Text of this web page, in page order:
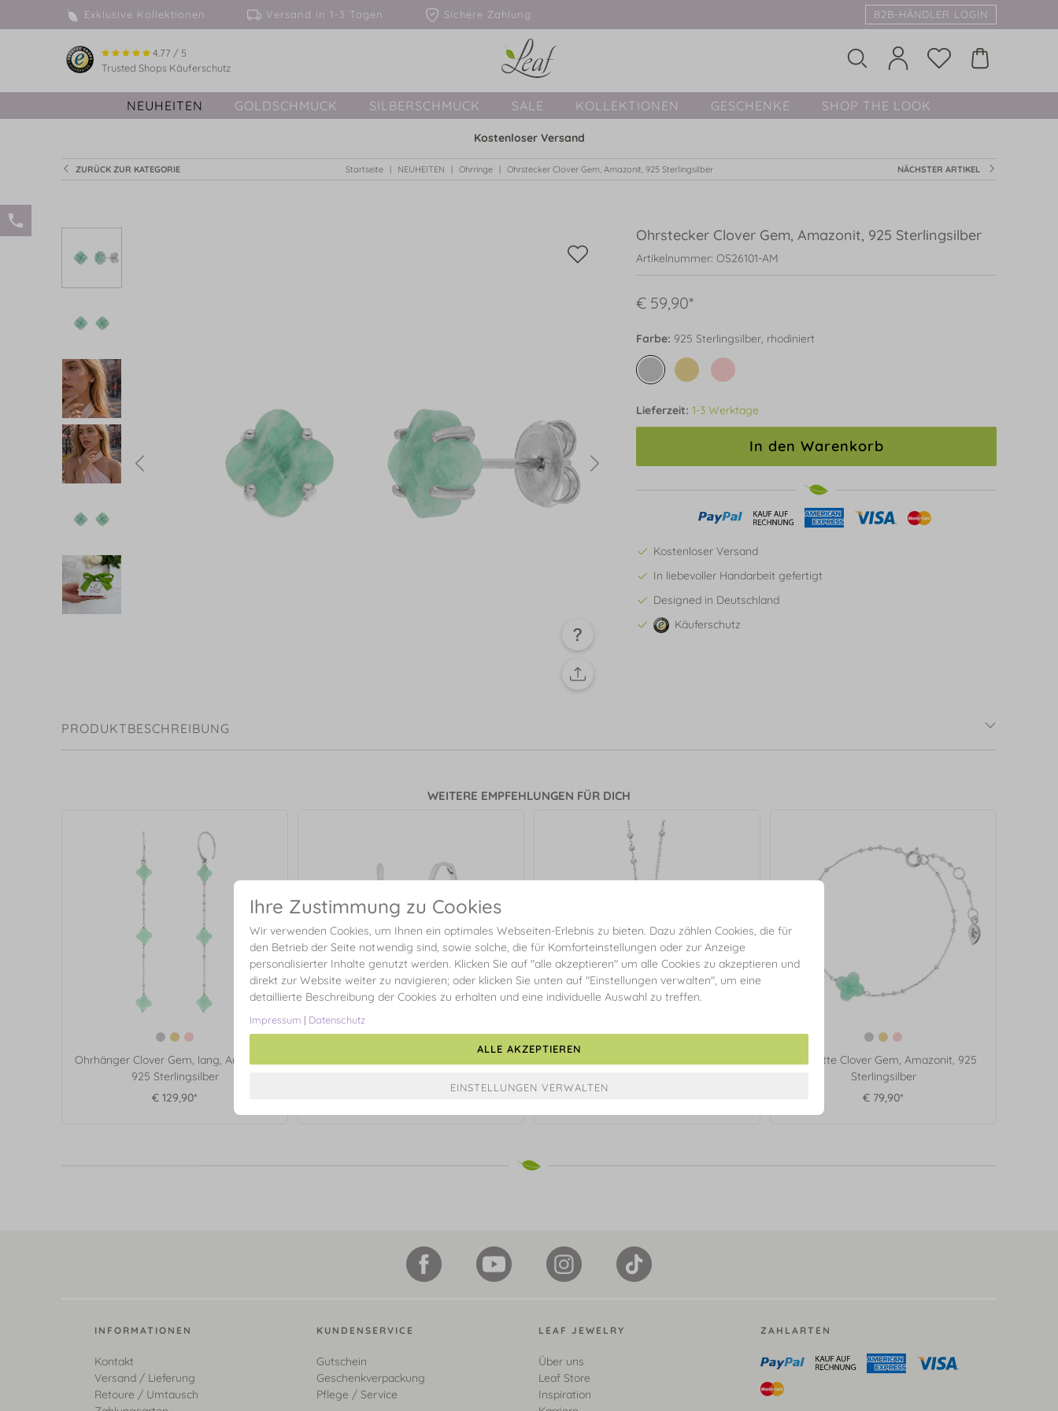
Exklusive Kollektionen Versand in 1-3 Tagen Sichere Zahlung B2B-HÄNDLER LOGIN
4.77 / 5
Trusted Shops Käuferschutz
NEUHEITEN GOLDSCHMUCK SILBERSCHMUCK SALE KOLLEKTIONEN GESCHENKE SHOP THE LOOK
Kostenloser Versand
ZURÜCK ZUR KATEGORIE Startseite NEUHEITEN Ohrringe Ohrstecker Clover Gem, Amazonit, 925 Sterlingsilber NÄCHSTER ARTIKEL
Ohrstecker Clover Gem, Amazonit, 925 Sterlingsilber
Artikelnummer: OS26101-AM
€ 59,90*
Farbe: 925 Sterlingsilber, rhodiniert
Lieferzeit: 1-3 Werktage
In den Warenkorb
Kostenloser Versand
In liebevoller Handarbeit gefertigt
Designed in Deutschland
Käuferschutz
PRODUKTBESCHREIBUNG
WEITERE EMPFEHLUNGEN FÜR DICH
Ohrhänger Clover Gem, lang, Amazonit,
925 Sterlingsilber
€ 129,90*
Armkette Clover Gem, Amazonit, 925
Sterlingsilber
€ 79,90*
INFORMATIONEN
Kontakt
Versand / Lieferung
Retoure / Umtausch
KUNDENSERVICE
Gutschein
Geschenkverpackung
Pflege / Service
LEAF JEWELRY
Über uns
Leaf Store
Inspiration
ZAHLARTEN
Ihre Zustimmung zu Cookies
Wir verwenden Cookies, um Ihnen ein optimales Webseiten-Erlebnis zu bieten. Dazu zählen Cookies, die für
den Betrieb der Seite notwendig sind, sowie solche, die für Komforteinstellungen oder zur Anzeige
personalisierter Inhalte genutzt werden. Klicken Sie auf "alle akzeptieren" um alle Cookies zu akzeptieren und
direkt zur Website weiter zu navigieren; oder klicken Sie unten auf "Einstellungen verwalten", um eine
detaillierte Beschreibung der Cookies zu erhalten und eine individuelle Auswahl zu treffen.
Impressum | Datenschutz
ALLE AKZEPTIEREN